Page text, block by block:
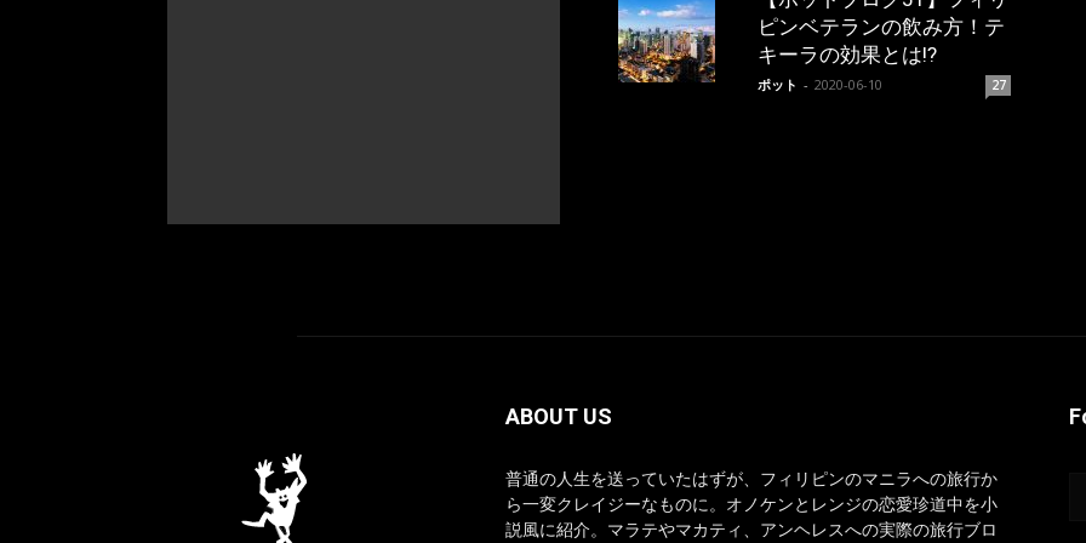
ピンベテランの飲み方！テ
キーラの効果とは!?
ポット - 2020-06-10 27
ABOUT US
普通の人生を送っていたはずが、フィリピンのマニラへの旅行か
ら一変クレイジーなものに。オノケンとレンジの恋愛珍道中を小
説風に紹介。マラテやマカティ、アンヘレスへの実際の旅行ブロ